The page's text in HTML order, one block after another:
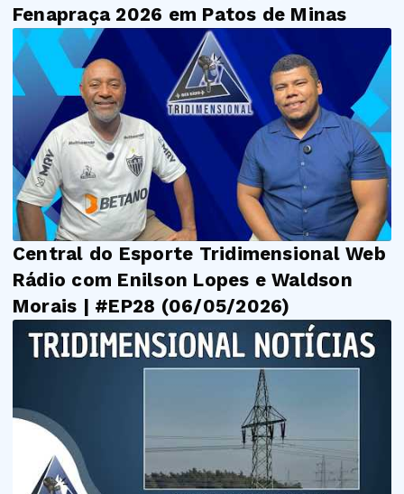
Fenapraça 2026 em Patos de Minas
Central do Esporte Tridimensional Web
Rádio com Enilson Lopes e Waldson
Morais | #EP28 (06/05/2026)